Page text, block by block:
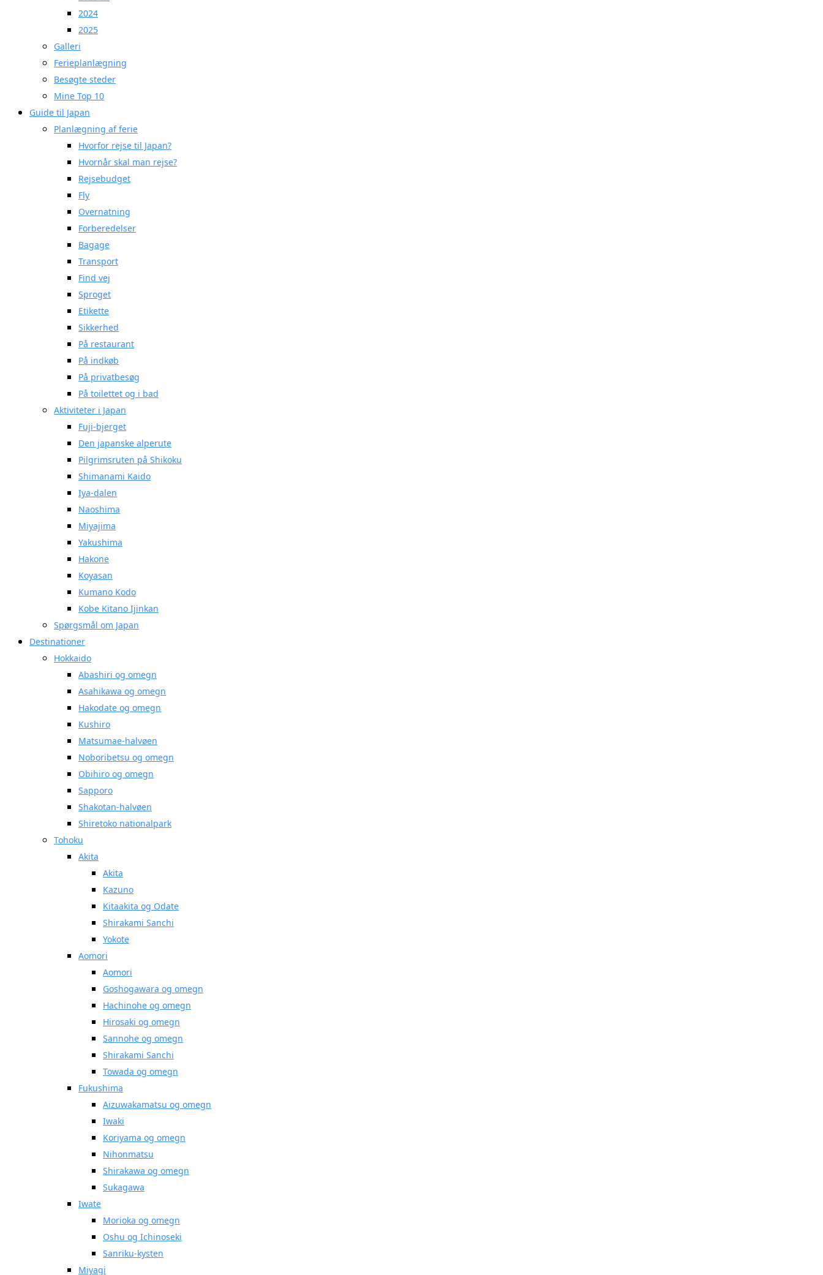
2024
2025
Galleri
Ferieplanlægning
Besøgte steder
Mine Top 10
Guide til Japan
Planlægning af ferie
Hvorfor rejse til Japan?
Hvornår skal man rejse?
Rejsebudget
Fly
Overnatning
Forberedelser
Bagage
Transport
Find vej
Sproget
Etikette
Sikkerhed
På restaurant
På indkøb
På privatbesøg
På toilettet og i bad
Aktiviteter i Japan
Fuji-bjerget
Den japanske alperute
Pilgrimsruten på Shikoku
Shimanami Kaido
Iya-dalen
Naoshima
Miyajima
Yakushima
Hakone
Koyasan
Kumano Kodo
Kobe Kitano Ijinkan
Spørgsmål om Japan
Destinationer
Hokkaido
Abashiri og omegn
Asahikawa og omegn
Hakodate og omegn
Kushiro
Matsumae-halvøen
Noboribetsu og omegn
Obihiro og omegn
Sapporo
Shakotan-halvøen
Shiretoko nationalpark
Tohoku
Akita
Akita
Kazuno
Kitaakita og Odate
Shirakami Sanchi
Yokote
Aomori
Aomori
Goshogawara og omegn
Hachinohe og omegn
Hirosaki og omegn
Sannohe og omegn
Shirakami Sanchi
Towada og omegn
Fukushima
Aizuwakamatsu og omegn
Iwaki
Koriyama og omegn
Nihonmatsu
Shirakawa og omegn
Sukagawa
Iwate
Morioka og omegn
Oshu og Ichinoseki
Sanriku-kysten
Miyagi